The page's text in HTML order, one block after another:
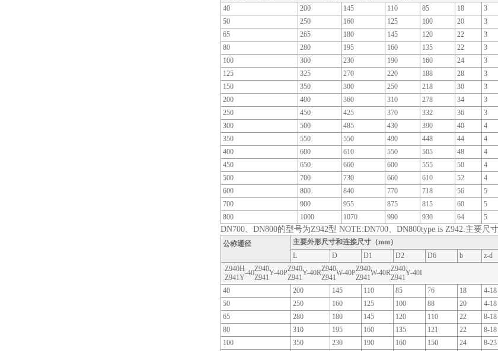
40
200 145 110 85 18 3
50
250 160 125 100 20 3
65
265 180 145 120 22 3
80
280 195 160 135 22 3
100
300 230 190 160 24 3
125
325 270 220 188 28 3
150
350 300 250 218 30 3
200
400 360 310 278 34 3
250
450 425 370 332 36 3
300
500 485 430 390 40 4
350
550 550 490 448 44 4
400
600 610 550 505 48 4
450
650 660 600 555 50 4
500
700 730 660 610 52 4
600
800 840 770 718 56 5
700
900 955 875 815 60 5
800
1000 1070 990 930 64 5
DN700、DN800的型号为Z942型 NOTE:DN700、DN800type is Z942.主要尺
公称通径 主要外形尺寸和连接尺寸（mm）
L
D D1 D2 D6 b z-d
Z940H-40Z940Y-40PZ940Y-40RZ940W-40PZ940W-40RZ940Y-40I
Z941Y Z941 Z941 Z941 Z941
Z941
40
200 145 110 85 76 18 4-18
50
250 160 125 100 88 20 4-18
65
280 180 145 120 110 22 8-18
80
310 195 160 135 121 22 8-18
100
350 230 190 160 150 24 8-23